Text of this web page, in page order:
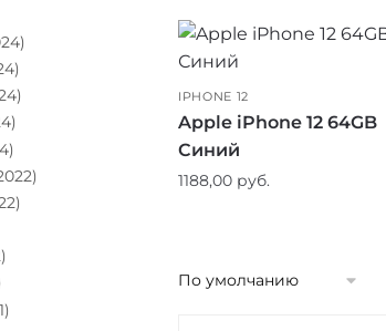
IPHONE 12
Apple iPhone 12 64GB
Синий
1188,00 руб.